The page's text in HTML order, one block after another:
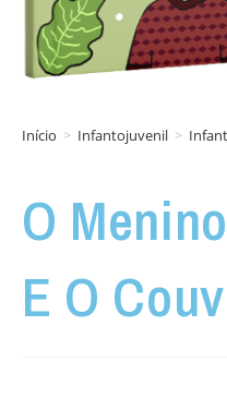
Início > Infantojuvenil >
O
E O